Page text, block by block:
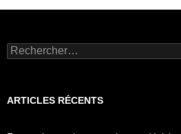
Rechercher :
ARTICLES RÉCENTS